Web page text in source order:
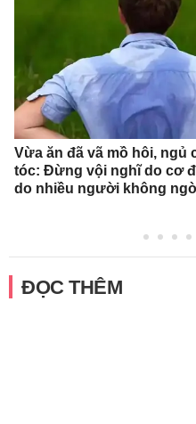
Vừa ăn đã vã mồ hôi, ngủ
tóc: Đừng vội nghĩ do cơ
do nhiều người không
ĐỌC THÊM